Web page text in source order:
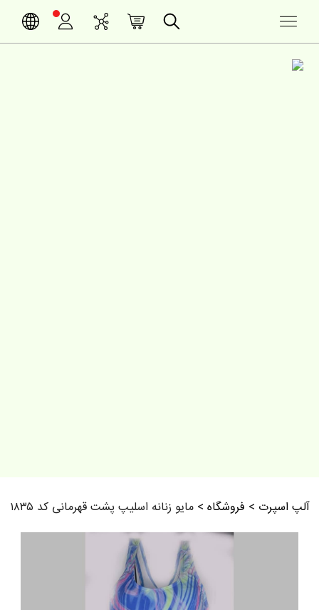
آلپ اسپرت > فروشگاه >مایو زنانه اسلیپ پشت قهرمانی کد ۱۸۳۵